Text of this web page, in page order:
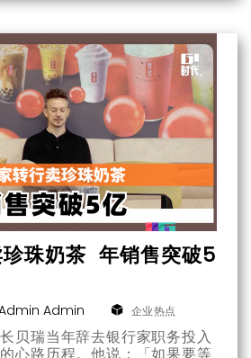
珠奶茶 年销售突破5
Admin 企业热点
贝瑞当年辞去银行家职务投入